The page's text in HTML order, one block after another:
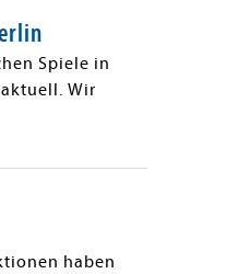
Spiele in
Wir
haben